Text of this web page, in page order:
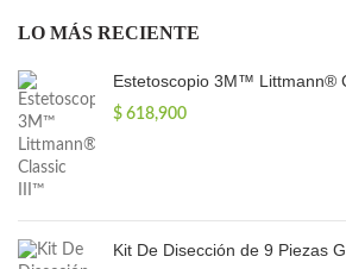
LO MÁS RECIENTE
Estetoscopio 3M™ Littmann®
$ 618,900
Kit De Disección de 9 Piezas